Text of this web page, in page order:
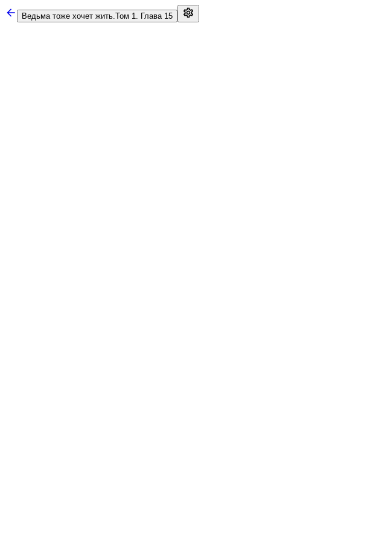
Ведьма тоже хочет жить.Том 1. Глава 15